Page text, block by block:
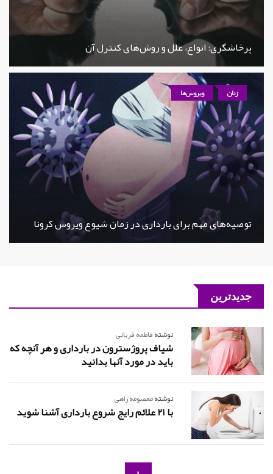
پرخاشگری؛ انواع، علل و روش‌های کنترل آن
زنان ویروس‌ها
توصیه‌های مهم برای بارداری در زمان شیوع ویروس کرونا
جدیدترین
نوشتهفاطمه قربانی
شیاف پروژسترون در بارداری و هر آنچه که
باید در مورد آنها بدانید
نوشتهمعصومه راهی
با 21 علائم رایج شروع بارداری آشنا شوید